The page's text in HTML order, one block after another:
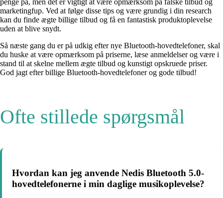
penge på, men det er vigtigt at være opmærksom på falske tilbud og
marketingfup. Ved at følge disse tips og være grundig i din research
kan du finde ægte billige tilbud og få en fantastisk produktoplevelse
uden at blive snydt.
Så næste gang du er på udkig efter nye Bluetooth-hovedtelefoner, skal
du huske at være opmærksom på priserne, læse anmeldelser og være i
stand til at skelne mellem ægte tilbud og kunstigt opskruede priser.
God jagt efter billige Bluetooth-hovedtelefoner og gode tilbud!
Ofte stillede spørgsmål
Hvordan kan jeg anvende Nedis Bluetooth 5.0-
hovedtelefonerne i min daglige musikoplevelse?